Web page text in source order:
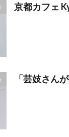
京都カフェ
「芸妓さん